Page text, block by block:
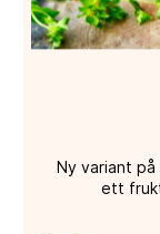
Ny variant på
ett